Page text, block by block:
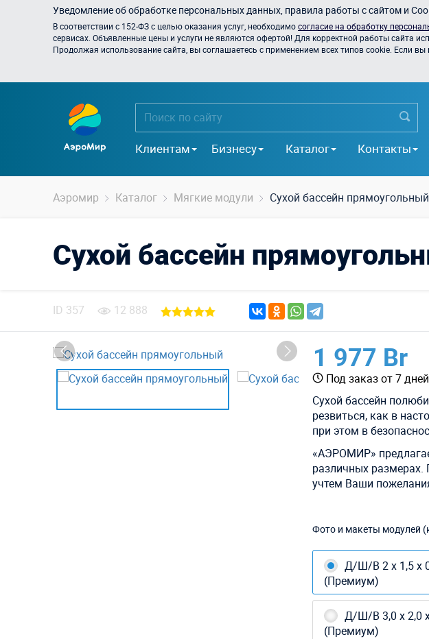
Уведомление об обработке персональных данных, правила работы с сайтом и
В соответствии с 152-ФЗ с целью оказания услуг, необходимосогласие на обработку
сервисах. Объявленные цены и услуги не являются офертой! Для корректной работы сайта
Продолжая использование сайта, вы соглашаетесь с применением всех типов cookie. Если вы
Клиентам Бизнесу Каталог Контакты
Аэромир Каталог Мягкие модули Сухой бассейн прямоугольный
Сухой бассейн
ID 357 12 888
1 977 Br
Под заказ от 7 дней
Сухой бассейн
резвиться, как в
при этом в
«АЭРОМИР»
различных размерах.
учтем Ваши
Фото и макеты модулей
Д/Ш/В 2 х 1,5 х
(Премиум)
Д/Ш/В 3,0 х 2,0
(Премиум)